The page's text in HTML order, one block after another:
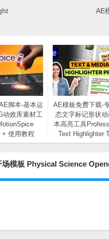
AE
脚本-基本运
动效库素材工
+ 使用教程
AE模板免费下载-
态文字标记形状
本高亮工具
Text Highlighter
模板 Physical Science